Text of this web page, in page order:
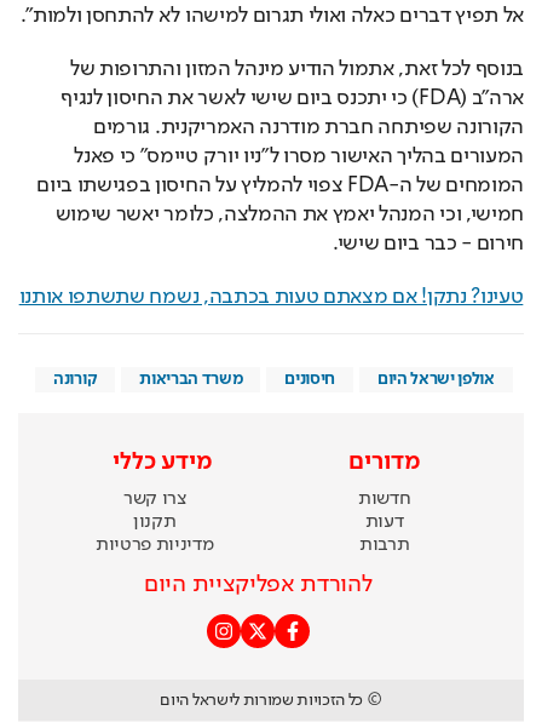
אל תפיץ דברים כאלה ואולי תגרום למישהו לא להתחסן ולמות".
בנוסף לכל זאת, אתמול הודיע מינהל המזון והתרופות של
ארה"ב (FDA) כי יתכנס ביום שישי לאשר את החיסון לנגיף
הקורונה שפיתחה חברת מודרנה האמריקנית. גורמים
המעורים בהליך האישור מסרו ל"ניו יורק טיימס" כי פאנל
המומחים של ה-FDA צפוי להמליץ על החיסון בפגישתו ביום
חמישי, וכי המנהל יאמץ את ההמלצה, כלומר יאשר שימוש
חירום - כבר ביום שישי.
טעינו? נתקן! אם מצאתם טעות בכתבה, נשמח שתשתפו אותנו
אולפן ישראל היום חיסונים משרד הבריאות קורונה
מדורים
חדשות
דעות
תרבות
מידע כללי
צרו קשר
תקנון
מדיניות פרטיות
להורדת אפליקציית היום
© כל הזכויות שמורות לישראל היום